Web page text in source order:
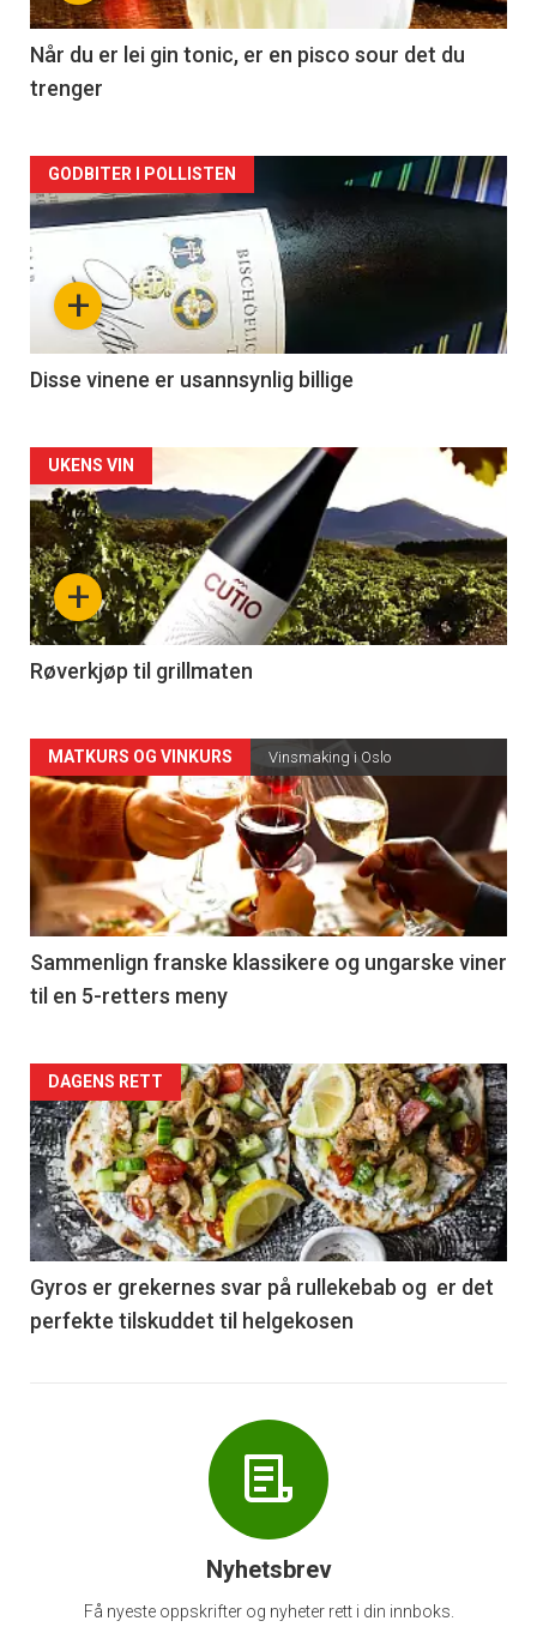
2
Når du er lei gin tonic, er en pisco sour det du
trenger
Forsiden
akkurat
nå
3
+
GODBITER I POLLISTEN
Disse vinene er usannsynlig billige
Forsiden
akkurat
nå
-
4
+
UKENS VIN
Røverkjøp til grillmaten
Forsiden
akkurat
nå
-
5
MATKURS OG VINKURS Vinsmaking i Oslo
Sammenlign franske klassikere og ungarske viner
til en 5-retters meny
Forsiden
akkurat
nå
-
6
DAGENS RETT
Gyros er grekernes svar på rullekebab og er det
perfekte tilskuddet til helgekosen
Nyhetsbrev
Få nyeste oppskrifter og nyheter rett i din innboks.